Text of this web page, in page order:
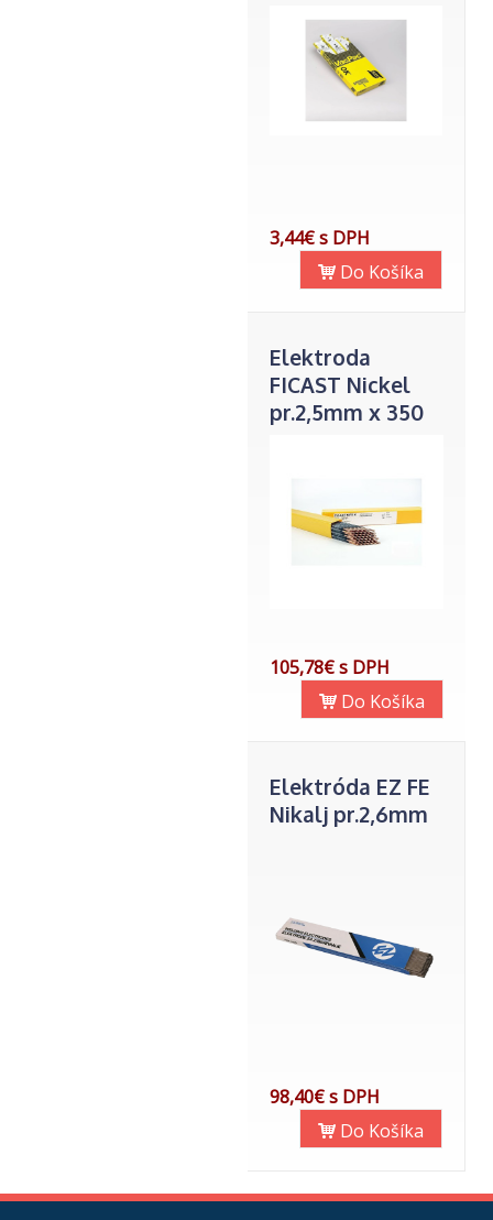
3,44€ s DPH
Do Košíka
Elektroda
FICAST Nickel
pr.2,5mm x 350
105,78€ s DPH
Do Košíka
Elektróda EZ FE
Nikalj pr.2,6mm
98,40€ s DPH
Do Košíka